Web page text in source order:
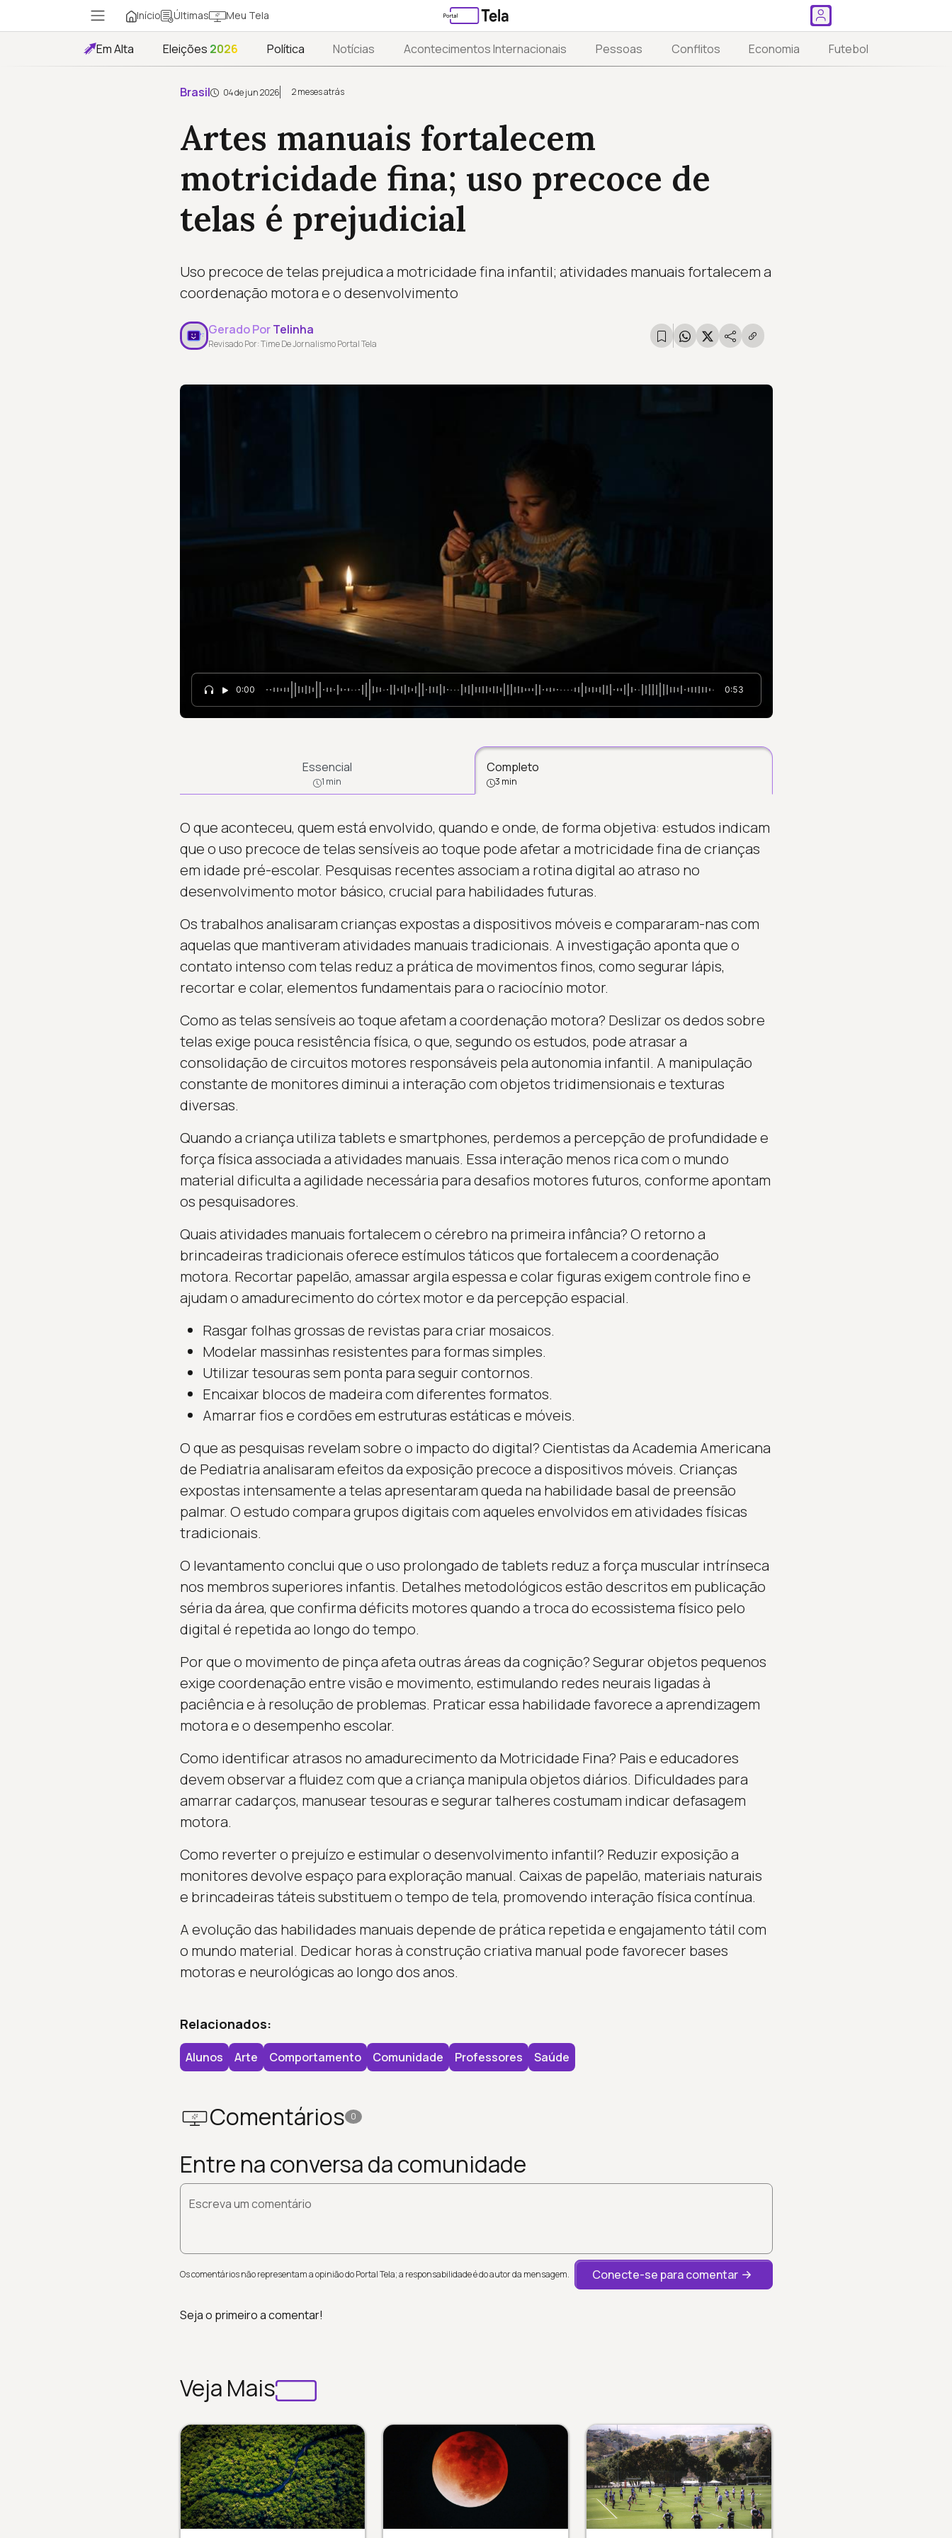
Início Últimas Meu Tela
Em Alta Eleições 2026 Política Notícias Acontecimentos Internacionais Pessoas Conflitos Economia Futebol
Brasil 04 de jun 2026 2 meses atrás
Artes manuais fortalecem
motricidade fina; uso precoce de
telas é prejudicial
Uso precoce de telas prejudica a motricidade fina infantil; atividades manuais fortalecem a
coordenação motora e o desenvolvimento
Gerado PorTelinha
Revisado Por: Time De Jornalismo Portal Tela
0:00 0:53
Essencial
1 min
Completo
3 min
O que aconteceu, quem está envolvido, quando e onde, de forma objetiva: estudos indicam
que o uso precoce de telas sensíveis ao toque pode afetar a motricidade fina de crianças
em idade pré-escolar. Pesquisas recentes associam a rotina digital ao atraso no
desenvolvimento motor básico, crucial para habilidades futuras.
Os trabalhos analisaram crianças expostas a dispositivos móveis e compararam-nas com
aquelas que mantiveram atividades manuais tradicionais. A investigação aponta que o
contato intenso com telas reduz a prática de movimentos finos, como segurar lápis,
recortar e colar, elementos fundamentais para o raciocínio motor.
Como as telas sensíveis ao toque afetam a coordenação motora? Deslizar os dedos sobre
telas exige pouca resistência física, o que, segundo os estudos, pode atrasar a
consolidação de circuitos motores responsáveis pela autonomia infantil. A manipulação
constante de monitores diminui a interação com objetos tridimensionais e texturas
diversas.
Quando a criança utiliza tablets e smartphones, perdemos a percepção de profundidade e
força física associada a atividades manuais. Essa interação menos rica com o mundo
material dificulta a agilidade necessária para desafios motores futuros, conforme apontam
os pesquisadores.
Quais atividades manuais fortalecem o cérebro na primeira infância? O retorno a
brincadeiras tradicionais oferece estímulos táticos que fortalecem a coordenação
motora. Recortar papelão, amassar argila espessa e colar figuras exigem controle fino e
ajudam o amadurecimento do córtex motor e da percepção espacial.
Rasgar folhas grossas de revistas para criar mosaicos.
Modelar massinhas resistentes para formas simples.
Utilizar tesouras sem ponta para seguir contornos.
Encaixar blocos de madeira com diferentes formatos.
Amarrar fios e cordões em estruturas estáticas e móveis.
O que as pesquisas revelam sobre o impacto do digital? Cientistas da Academia Americana
de Pediatria analisaram efeitos da exposição precoce a dispositivos móveis. Crianças
expostas intensamente a telas apresentaram queda na habilidade basal de preensão
palmar. O estudo compara grupos digitais com aqueles envolvidos em atividades físicas
tradicionais.
O levantamento conclui que o uso prolongado de tablets reduz a força muscular intrínseca
nos membros superiores infantis. Detalhes metodológicos estão descritos em publicação
séria da área, que confirma déficits motores quando a troca do ecossistema físico pelo
digital é repetida ao longo do tempo.
Por que o movimento de pinça afeta outras áreas da cognição? Segurar objetos pequenos
exige coordenação entre visão e movimento, estimulando redes neurais ligadas à
paciência e à resolução de problemas. Praticar essa habilidade favorece a aprendizagem
motora e o desempenho escolar.
Como identificar atrasos no amadurecimento da Motricidade Fina? Pais e educadores
devem observar a fluidez com que a criança manipula objetos diários. Dificuldades para
amarrar cadarços, manusear tesouras e segurar talheres costumam indicar defasagem
motora.
Como reverter o prejuízo e estimular o desenvolvimento infantil? Reduzir exposição a
monitores devolve espaço para exploração manual. Caixas de papelão, materiais naturais
e brincadeiras táteis substituem o tempo de tela, promovendo interação física contínua.
A evolução das habilidades manuais depende de prática repetida e engajamento tátil com
o mundo material. Dedicar horas à construção criativa manual pode favorecer bases
motoras e neurológicas ao longo dos anos.
Relacionados:
Alunos Arte Comportamento Comunidade Professores Saúde
Comentários 0
Entre na conversa da comunidade
Escreva um comentário
Os comentários não representam a opinião do Portal Tela; a responsabilidade é do autor da mensagem. Conecte-se para comentar
Seja o primeiro a comentar!
Veja Mais